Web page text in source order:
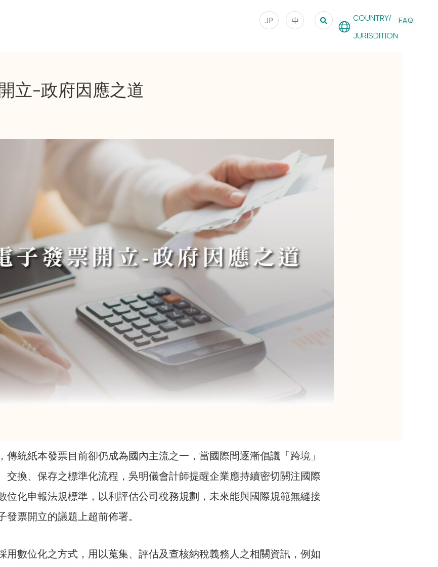
JP 中
COUNTRY/
JURISDITION
FAQ
立-政府因應之道
統紙本發票目前卻仍成為國內主流之一，當國際間逐漸倡議「跨境」
交換、保存之標準化流程，吳明儀會計師提醒企業應持續密切關注國際
位化申報法規標準，以利評估公司稅務規劃，未來能與國際規範無縫接
票開立的議題上超前佈署。
用數位化之方式，用以蒐集、評估及查核納稅義務人之相關資訊，例如